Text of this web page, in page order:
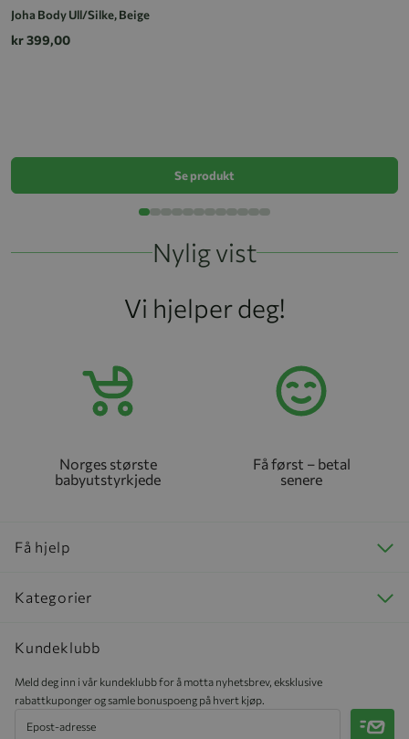
Joha Body Ull/Silke, Beige
kr 399,00
Se produkt
Nylig vist
Vi hjelper deg!
Norges største
babyutstyrkjede
Få først – betal
senere
Få hjelp
Kategorier
Kundeklubb
Meld deg inn i vår kundeklubb for å motta nyhetsbrev, eksklusive
rabattkuponger og samle bonuspoeng på hvert kjøp.